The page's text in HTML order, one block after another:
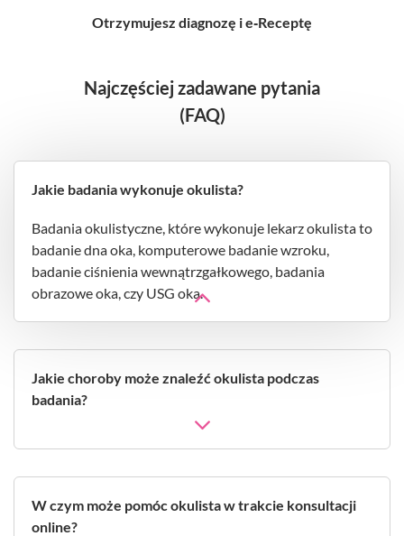
Otrzymujesz diagnozę i e‑Receptę
Najczęściej zadawane pytania
(FAQ)
Jakie badania wykonuje okulista?
Badania okulistyczne, które wykonuje lekarz okulista to
badanie dna oka, komputerowe badanie wzroku,
badanie ciśnienia wewnątrzgałkowego, badania
obrazowe oka, czy USG oka.
Jakie choroby może znaleźć okulista podczas
badania?
W czym może pomóc okulista w trakcie konsultacji
online?